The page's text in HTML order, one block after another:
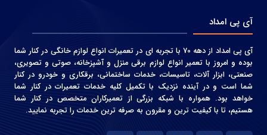
آی پی امداد
آی پی امداد از دهه 70 با تجربه ای در تعمیرات انواع لوازم خانگی در کنار شما
بوده و امروز با تعمیر انواع لوازم برقی منزل و آشپزخانه، صوتی و‌ تصویری،
صنعتی، ابزار آلات، تاسیسات، خدمات ساختمانی، برقکاری و خودرو در کنار
شما است و در آینده نزدیک با تکمیل کلیه خدمات تعمیرات در کنار شما
خواهد بود. همواره با شبکه بزرگی از تعمیرکاران متخصص در کنار شما
هستیم، تا با کیفیت ترین و مقرون به صرفه ترین خدمات را تجربه نمایید.